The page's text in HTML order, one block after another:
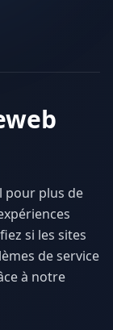
pour plus de
si les sites
de service
à notre